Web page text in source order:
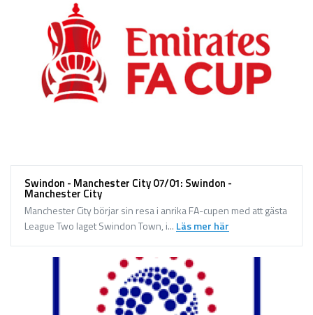
Swindon - Manchester City 07/01: Swindon -
Manchester City
Manchester City börjar sin resa i anrika FA-cupen med att gästa
League Two laget Swindon Town, i... Läs mer här